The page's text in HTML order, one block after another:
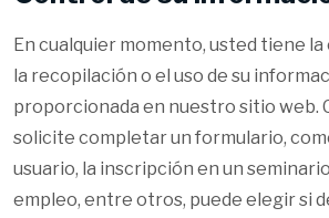
En cualquier momento, usted tiene
la recopilación o el uso de su
proporcionada en nuestro sitio web.
solicite completar un formulario,
usuario, la inscripción en un
empleo, entre otros, puede elegir si